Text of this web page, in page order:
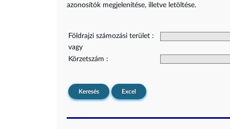
azonosítók megjelenítése, illetve letöltése.
Földrajzi számozási terület :
vagy
Körzetszám :
Keresés Excel